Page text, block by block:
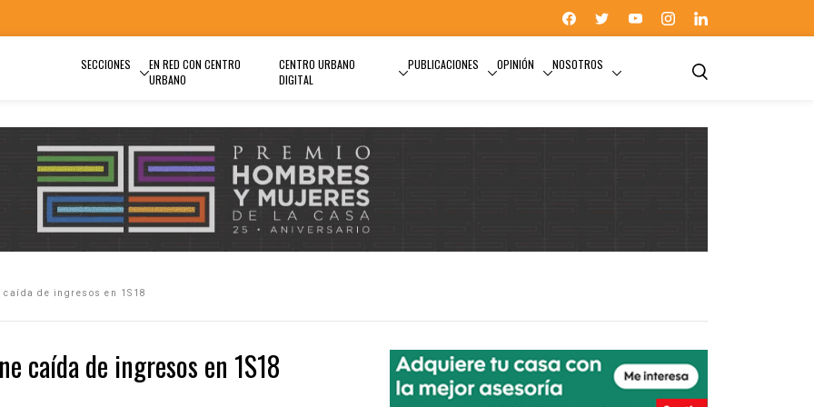
SECCIONES
EN RED CON CENTRO
URBANO
CENTRO URBANO
DIGITAL
PUBLICACIONES OPINIÓN NOSOTROS
de ingresos en 1S18
caída de ingresos en 1S18